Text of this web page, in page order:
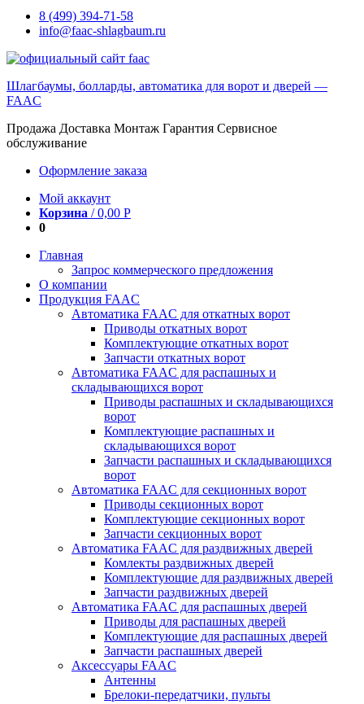
8 (499) 394-71-58
info@faac-shlagbaum.ru
Шлагбаумы, болларды, автоматика для ворот и дверей —
FAAC
Продажа Доставка Монтаж Гарантия Сервисное
обслуживание
Оформление заказа
Мой аккаунт
Корзина /0,00 Р
0
Главная
Запрос коммерческого предложения
О компании
Продукция FAAC
Автоматика FAAC для откатных ворот
Приводы откатных ворот
Комплектующие откатных ворот
Запчасти откатных ворот
Автоматика FAAC для распашных и
складывающихся ворот
Приводы распашных и складывающихся
ворот
Комплектующие распашных и
складывающихся ворот
Запчасти распашных и складывающихся
ворот
Автоматика FAAC для секционных ворот
Приводы секционных ворот
Комплектующие секционных ворот
Запчасти секционных ворот
Автоматика FAAC для раздвижных дверей
Комлекты раздвижных дверей
Комплектующие для раздвижных дверей
Запчасти раздвижных дверей
Автоматика FAAC для распашных дверей
Приводы для распашных дверей
Комплектующие для распашных дверей
Запчасти распашных дверей
Аксессуары FAAC
Антенны
Брелоки-передатчики, пульты